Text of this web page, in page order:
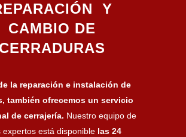
Y
CAMBIO DE
CERRADURAS
la reparación e instalación de
también ofrecemos un servicio
de cerrajería. Nuestro equipo de
expertos está disponible las 24